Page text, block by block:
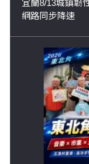
宜蘭8/13城鎮韌
網路同步降速